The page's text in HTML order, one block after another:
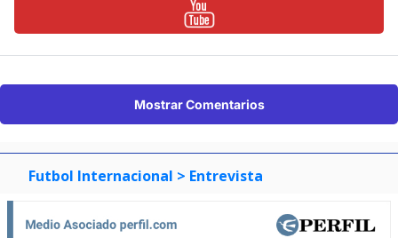
Mostrar Comentarios
Futbol Internacional > Entrevista